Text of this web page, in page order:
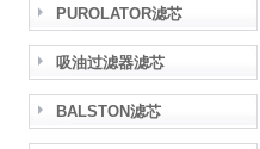
PUROLATOR滤芯
吸油过滤器滤芯
BALSTON滤芯